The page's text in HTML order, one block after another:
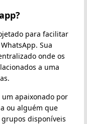
para facilitar
Sua
onde os
a uma
um apaixonado por
ou alguém que
disponíveis